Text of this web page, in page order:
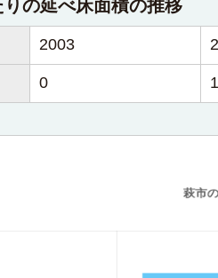
の延べ床面積の推移
2003
0